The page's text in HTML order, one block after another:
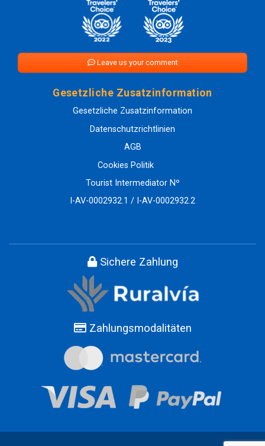
Gesetzliche Zusatzinformation
Gesetzliche Zusatzinformation
Datenschutzrichtlinien
AGB
Cookies Politik
Tourist Intermediator Nº
I-AV-0002932.1 / I-AV-0002932.2
Leave us your comment
Sichere Zahlung
Zahlungsmodalitäten